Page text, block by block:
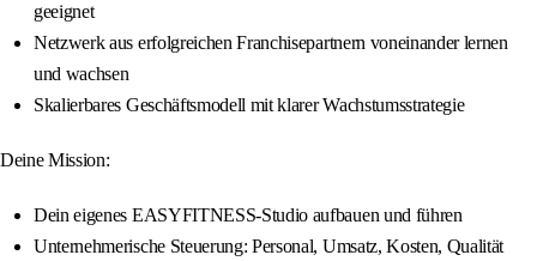
geeignet
Netzwerk aus erfolgreichen Franchisepartnern voneinander lernen
und wachsen
Skalierbares Geschäftsmodell mit klarer Wachstumsstrategie
Deine Mission:
Dein eigenes EASYFITNESS-Studio aufbauen und führen
Unternehmerische Steuerung: Personal, Umsatz, Kosten, Qualität